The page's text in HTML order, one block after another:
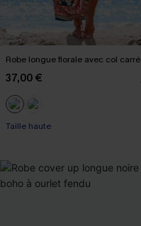
Robe longue florale avec col carré
37,00 €
Taille haute